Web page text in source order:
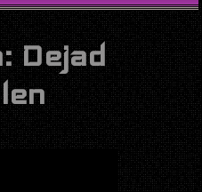
Dejad